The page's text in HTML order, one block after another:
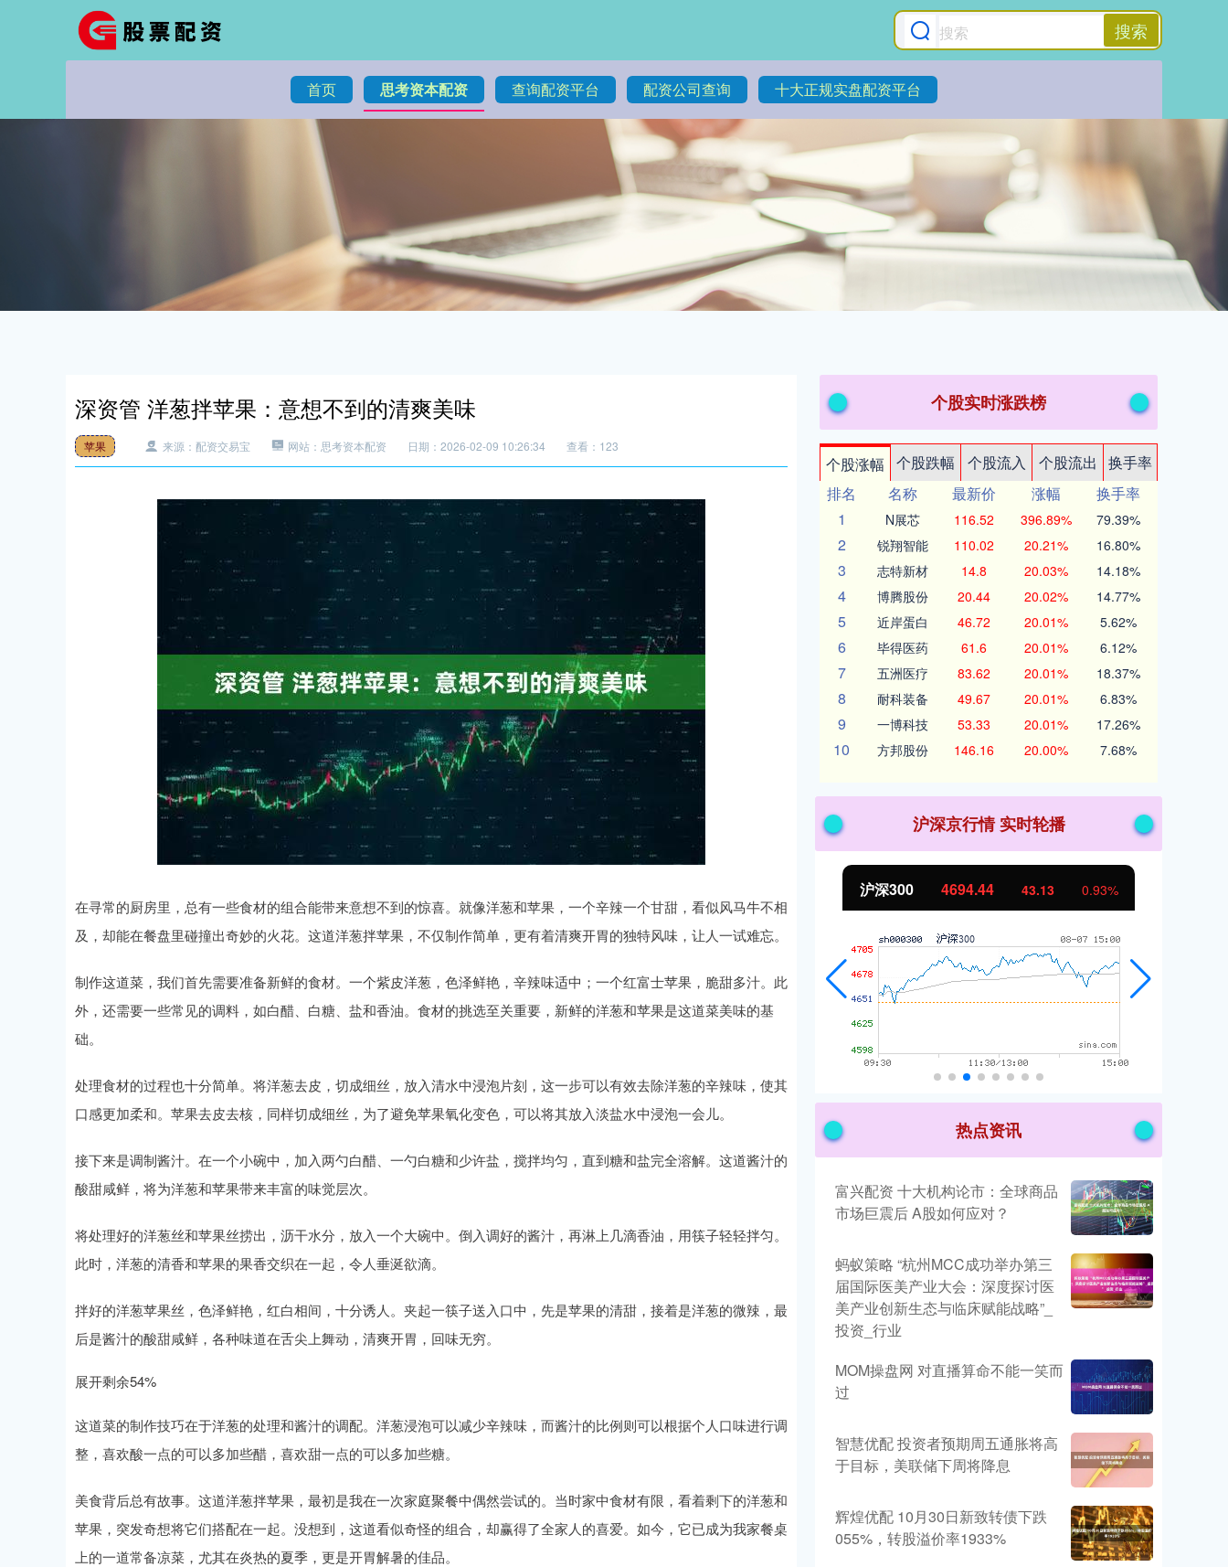
搜索
首页 思考资本配资 查询配资平台 配资公司查询 十大正规实盘配资平台
深资管 洋葱拌苹果：意想不到的清爽美味
苹果 来源：配资交易宝 网站：思考资本配资 日期：2026-02-09 10:26:34 查看：123
在寻常的厨房里，总有一些食材的组合能带来意想不到的惊喜。就像洋葱和苹果，一个辛辣一个甘甜，看似风马牛不相
及，却能在餐盘里碰撞出奇妙的火花。这道洋葱拌苹果，不仅制作简单，更有着清爽开胃的独特风味，让人一试难忘。
制作这道菜，我们首先需要准备新鲜的食材。一个紫皮洋葱，色泽鲜艳，辛辣味适中；一个红富士苹果，脆甜多汁。此
外，还需要一些常见的调料，如白醋、白糖、盐和香油。食材的挑选至关重要，新鲜的洋葱和苹果是这道菜美味的基
础。
处理食材的过程也十分简单。将洋葱去皮，切成细丝，放入清水中浸泡片刻，这一步可以有效去除洋葱的辛辣味，使其
口感更加柔和。苹果去皮去核，同样切成细丝，为了避免苹果氧化变色，可以将其放入淡盐水中浸泡一会儿。
接下来是调制酱汁。在一个小碗中，加入两勺白醋、一勺白糖和少许盐，搅拌均匀，直到糖和盐完全溶解。这道酱汁的
酸甜咸鲜，将为洋葱和苹果带来丰富的味觉层次。
将处理好的洋葱丝和苹果丝捞出，沥干水分，放入一个大碗中。倒入调好的酱汁，再淋上几滴香油，用筷子轻轻拌匀。
此时，洋葱的清香和苹果的果香交织在一起，令人垂涎欲滴。
拌好的洋葱苹果丝，色泽鲜艳，红白相间，十分诱人。夹起一筷子送入口中，先是苹果的清甜，接着是洋葱的微辣，最
后是酱汁的酸甜咸鲜，各种味道在舌尖上舞动，清爽开胃，回味无穷。
展开剩余54%
这道菜的制作技巧在于洋葱的处理和酱汁的调配。洋葱浸泡可以减少辛辣味，而酱汁的比例则可以根据个人口味进行调
整，喜欢酸一点的可以多加些醋，喜欢甜一点的可以多加些糖。
美食背后总有故事。这道洋葱拌苹果，最初是我在一次家庭聚餐中偶然尝试的。当时家中食材有限，看着剩下的洋葱和
苹果，突发奇想将它们搭配在一起。没想到，这道看似奇怪的组合，却赢得了全家人的喜爱。如今，它已成为我家餐桌
上的一道常备凉菜，尤其在炎热的夏季，更是开胃解暑的佳品。
个股实时涨跌榜
个股涨幅 个股跌幅 个股流入 个股流出
换手率
排名
名称 最新价 涨幅
换手率
1
N展芯 116.52 396.89% 79.39%
2 锐翔智能 110.02 20.21% 16.80%
3 志特新材 14.8 20.03% 14.18%
4 博腾股份 20.44 20.02% 14.77%
5 近岸蛋白 46.72 20.01% 5.62%
6 毕得医药 61.6 20.01% 6.12%
7 五洲医疗 83.62 20.01% 18.37%
8 耐科装备 49.67 20.01% 6.83%
9 一博科技 53.33 20.01% 17.26%
10 方邦股份 146.16 20.00% 7.68%
沪深京行情 实时轮播
沪深300 4694.44 43.13 0.93%
热点资讯
富兴配资 十大机构论市：全球商品
市场巨震后 A股如何应对？
蚂蚁策略 “杭州MCC成功举办第三
届国际医美产业大会：深度探讨医
美产业创新生态与临床赋能战略”_
投资_行业
MOM操盘网 对直播算命不能一笑而
过
智慧优配 投资者预期周五通胀将高
于目标，美联储下周将降息
辉煌优配 10月30日新致转债下跌
055%，转股溢价率1933%